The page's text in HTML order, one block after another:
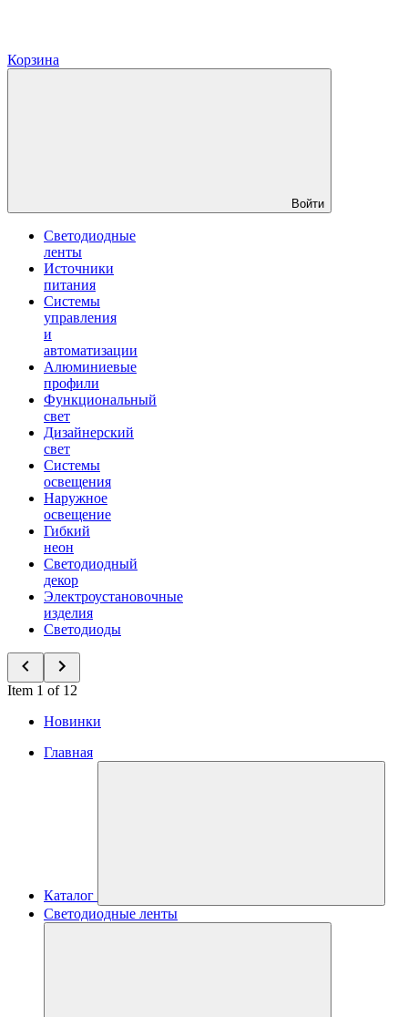
Корзина
Войти
Светодиодные
ленты
Источники
питания
Системы
управления
и
автоматизации
Алюминиевые
профили
Функциональный
свет
Дизайнерский
свет
Системы
освещения
Наружное
освещение
Гибкий
неон
Светодиодный
декор
Электроустановочные
изделия
Светодиоды
Item 1 of 12
Новинки
Главная
Каталог
Светодиодные ленты